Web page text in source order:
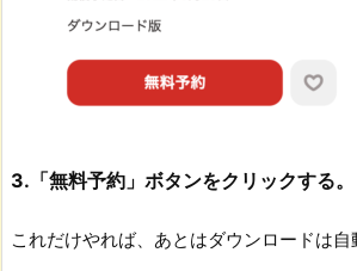
3.「無料予約」ボタンをクリックする。
これだけやれば、あとはダウンロードは自